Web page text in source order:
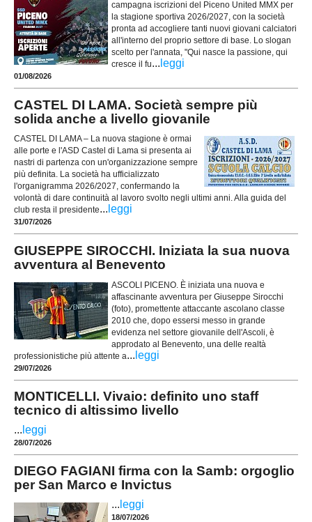
campagna iscrizioni del Piceno United MMX per
la stagione sportiva 2026/2027, con la società
pronta ad accogliere tanti nuovi giovani calciatori
all'interno del proprio settore di base. Lo slogan
scelto per l'annata, "Qui nasce la passione, qui
cresce il fu... leggi
01/08/2026
CASTEL DI LAMA. Società sempre più
solida anche a livello giovanile
CASTEL DI LAMA – La nuova stagione è ormai
alle porte e l'ASD Castel di Lama si presenta ai
nastri di partenza con un'organizzazione sempre
più definita. La società ha ufficializzato
l'organigramma 2026/2027, confermando la
volontà di dare continuità al lavoro svolto negli ultimi anni. Alla guida del
club resta il presidente... leggi
31/07/2026
GIUSEPPE SIROCCHI. Iniziata la sua nuova
avventura al Benevento
ASCOLI PICENO. È iniziata una nuova e
affascinante avventura per Giuseppe Sirocchi
(foto), promettente attaccante ascolano classe
2010 che, dopo essersi messo in grande
evidenza nel settore giovanile dell'Ascoli, è
approdato al Benevento, una delle realtà
professionistiche più attente a... leggi
29/07/2026
MONTICELLI. Vivaio: definito uno staff
tecnico di altissimo livello
... leggi
28/07/2026
DIEGO FAGIANI firma con la Samb: orgoglio
per San Marco e Invictus
... leggi
18/07/2026